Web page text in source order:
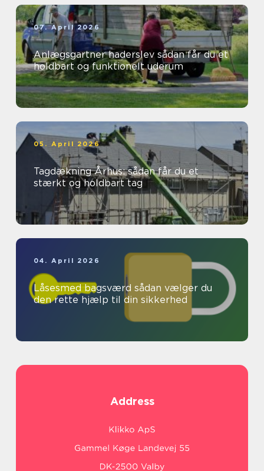
07. April 2026
Anlægsgartner haderslev sådan får du et
holdbart og funktionelt uderum
05. April 2026
Tagdækning Århus: sådan får du et
stærkt og holdbart tag
04. April 2026
Låsesmed bagsværd sådan vælger du
den rette hjælp til din sikkerhed
Address